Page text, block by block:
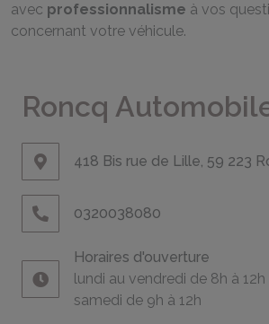
avec professionnalisme à vos
concernant votre véhicule.
Roncq
418 Bis rue de Lille, 59 223
0320038080
Horaires d'ouverture
lundi au vendredi de 8h à
samedi de 9h à 12h